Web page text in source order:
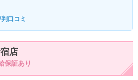
口コミ
店
保証あり